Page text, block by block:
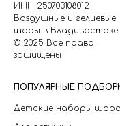
ИНН 250703108012
Воздушные и гелиевые
шары в Владивостоке
© 2025 Все права
защищены
ПОПУЛЯРНЫЕ
Детские наборы